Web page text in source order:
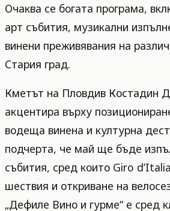
Очаква се богата програма,
арт събития, музикални
винени преживявания на
Стария град.
Кметът на Пловдив Костадин
акцентира върху
водеща винена и културна
подчерта, че май ще бъде
събития, сред които Giro
шествия и откриване на
„Дефиле Вино и гурме“ е сред